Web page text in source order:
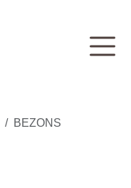
BEZONS